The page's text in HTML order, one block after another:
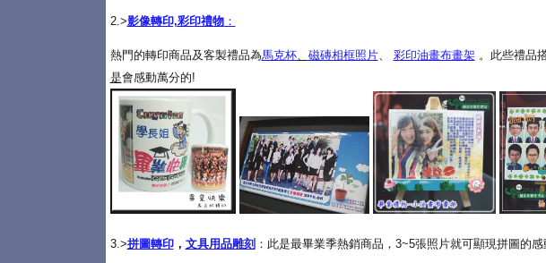
2.>影像轉印,彩印禮物：
熱門的轉印商品及客製禮品為馬克杯、 磁磚相框照片、 彩印油畫布畫架 。此些禮品
是會感動萬分的!
3.>拼圖轉印， 文具用品雕刻 ：此是最畢業季熱銷商品，3~5張照片就可顯現拼圖的